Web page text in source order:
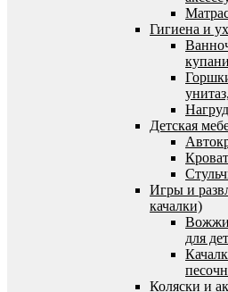
Гигиена и
Детская
Игры и
качалки)
для
Коляски и